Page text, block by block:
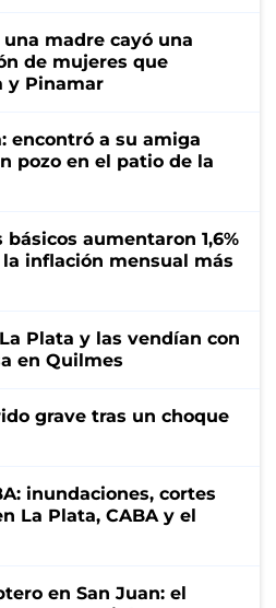
madre cayó una
de mujeres que
y Pinamar
encontró a su amiga
pozo en el patio de la
aumentaron 1,6%
inflación mensual más
Plata y las vendían con
en Quilmes
grave tras un choque
inundaciones, cortes
La Plata, CABA y el
en San Juan: el